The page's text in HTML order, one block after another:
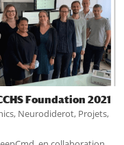
Foundation 2021
, Neurodiderot, Projets,